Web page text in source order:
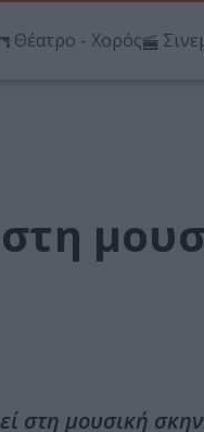
Θέατρο - Χορός
στη μουσική